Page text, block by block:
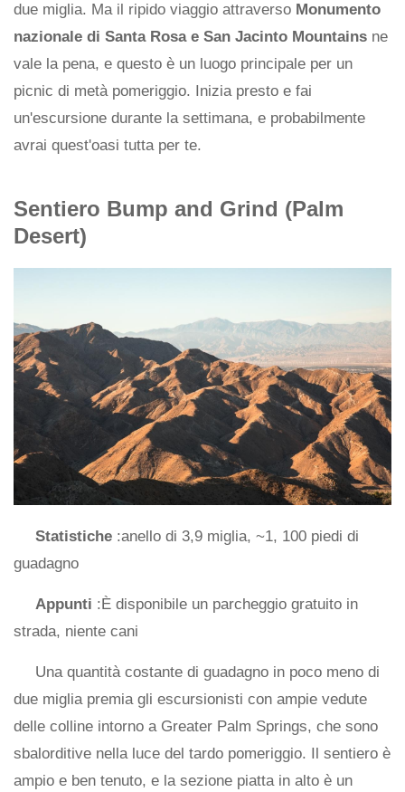
due miglia. Ma il ripido viaggio attraverso Monumento
nazionale di Santa Rosa e San Jacinto Mountains ne
vale la pena, e questo è un luogo principale per un
picnic di metà pomeriggio. Inizia presto e fai
un'escursione durante la settimana, e probabilmente
avrai quest'oasi tutta per te.
Sentiero Bump and Grind (Palm
Desert)
Statistiche :anello di 3,9 miglia, ~1, 100 piedi di
guadagno
Appunti :È disponibile un parcheggio gratuito in
strada, niente cani
Una quantità costante di guadagno in poco meno di
due miglia premia gli escursionisti con ampie vedute
delle colline intorno a Greater Palm Springs, che sono
sbalorditive nella luce del tardo pomeriggio. Il sentiero è
ampio e ben tenuto, e la sezione piatta in alto è un